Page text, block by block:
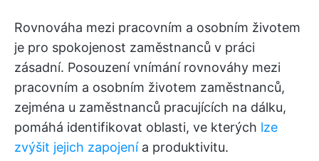
Rovnováha mezi pracovním a osobním životem
je pro spokojenost zaměstnanců v práci
zásadní. Posouzení vnímání rovnováhy mezi
pracovním a osobním životem zaměstnanců,
zejména u zaměstnanců pracujících na dálku,
pomáhá identifikovat oblasti, ve kterých lze
zvýšit jejich zapojenía produktivitu.